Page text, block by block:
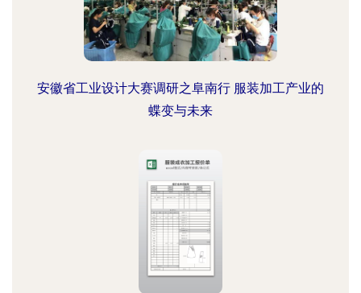
安徽省工业设计大赛调研之阜南行 服装加工产业的
蝶变与未来